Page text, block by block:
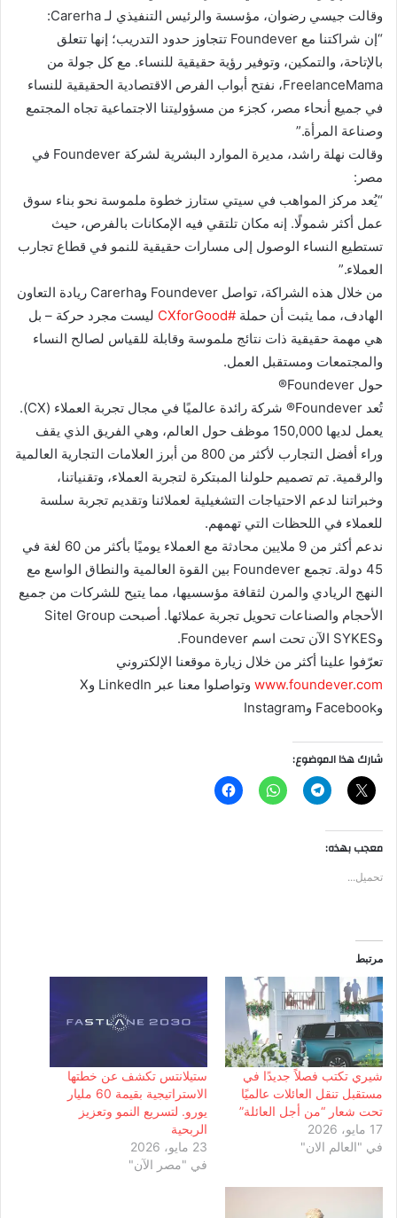
وقالت جيسي رضوان، مؤسسة والرئيس التنفيذي لـ Carerha:
“إن شراكتنا مع Foundever تتجاوز حدود التدريب؛ إنها تتعلق
بالإتاحة، والتمكين، وتوفير رؤية حقيقية للنساء. مع كل جولة من
FreelanceMama، نفتح أبواب الفرص الاقتصادية الحقيقية للنساء
في جميع أنحاء مصر، كجزء من مسؤوليتنا الاجتماعية تجاه المجتمع
وصناعة المرأة.”
وقالت نهلة راشد، مديرة الموارد البشرية لشركة Foundever في
مصر:
“يُعد مركز المواهب في سيتي ستارز خطوة ملموسة نحو بناء سوق
عمل أكثر شمولًا. إنه مكان تلتقي فيه الإمكانات بالفرص، حيث
تستطيع النساء الوصول إلى مسارات حقيقية للنمو في قطاع تجارب
العملاء.”
من خلال هذه الشراكة، تواصل Foundever وCarerha ريادة التعاون
الهادف، مما يثبت أن حملة#CXforGood
ليست مجرد حركة – بل
هي مهمة حقيقية ذات نتائج ملموسة وقابلة للقياس لصالح النساء
والمجتمعات ومستقبل العمل.
حول Foundever®
تُعد Foundever® شركة رائدة عالميًا في مجال تجربة العملاء (CX).
يعمل لديها 150,000 موظف حول العالم، وهي الفريق الذي يقف
وراء أفضل التجارب لأكثر من 800 من أبرز العلامات التجارية العالمية
والرقمية. تم تصميم حلولنا المبتكرة لتجربة العملاء، وتقنياتنا،
وخبراتنا لدعم الاحتياجات التشغيلية لعملائنا وتقديم تجربة سلسة
للعملاء في اللحظات التي تهمهم.
ندعم أكثر من 9 ملايين محادثة مع العملاء يوميًا بأكثر من 60 لغة في
45 دولة. تجمع Foundever بين القوة العالمية والنطاق الواسع مع
النهج الريادي والمرن لثقافة مؤسسيها، مما يتيح للشركات من جميع
الأحجام والصناعات تحويل تجربة عملائها. أصبحت Sitel Group
وSYKES الآن تحت اسم Foundever.
تعرّفوا علينا أكثر من خلال زيارة موقعنا الإلكتروني
www.foundever.com
وتواصلوا معنا عبر LinkedIn وX
وFacebook وInstagram
شارك هذا الموضوع:
معجب بهذه:
تحميل...
مرتبط
شيري تكتب فصلاً جديدًا في
مستقبل تنقل العائلات عالميًا
تحت شعار “من أجل العائلة”
17 مايو، 2026
في "العالم الان"
ستيلانتس تكشف عن خطتها
الاستراتيجية بقيمة 60 مليار
يورو. لتسريع النمو وتعزيز
الربحية
23 مايو، 2026
في "مصر الآن"